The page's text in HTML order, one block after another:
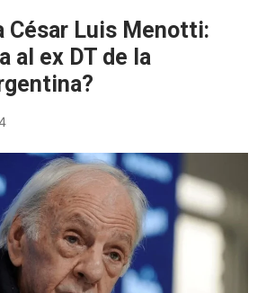
César Luis Menotti:
al ex DT de la